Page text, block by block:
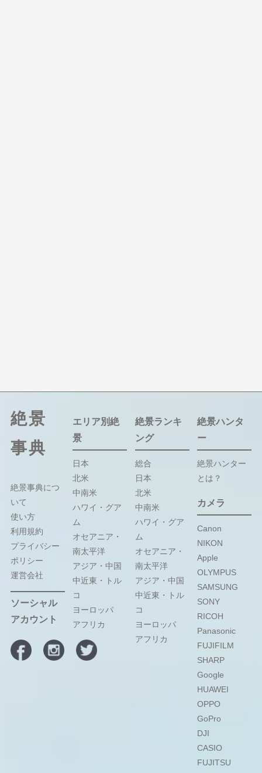
絶景
事典
絶景事典につ
いて
使い方
利用規約
プライバシー
ポリシー
運営会社
ソーシャル
アカウント
エリア別絶
景
日本
北米
中南米
ハワイ・グア
ム
オセアニア・
南太平洋
アジア・中国
中近東・トル
コ
ヨーロッパ
アフリカ
絶景ランキ
ング
総合
日本
北米
中南米
ハワイ・グア
ム
オセアニア・
南太平洋
アジア・中国
中近東・トル
コ
ヨーロッパ
アフリカ
絶景ハンタ
ー
絶景ハンター
とは？
カメラ
Canon
NIKON
Apple
OLYMPUS
SAMSUNG
SONY
RICOH
Panasonic
FUJIFILM
SHARP
Google
HUAWEI
OPPO
GoPro
DJI
CASIO
FUJITSU